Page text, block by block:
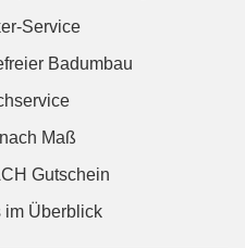
Service
Badumbau
Maß
Gutschein
im Überblick